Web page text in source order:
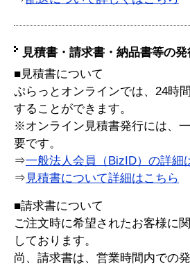
見積書・請求書・納品書等の
■見積書について
ぷらっとオンラインでは、24時
することができます。
※オンライン見積書発行には、
要です。
⇒一般法人会員（BizID）の詳細
⇒ 見積書について詳細はこちら
■請求書について
ご注文時に希望されたお客様に
しております。
尚、請求書は、営業時間内での